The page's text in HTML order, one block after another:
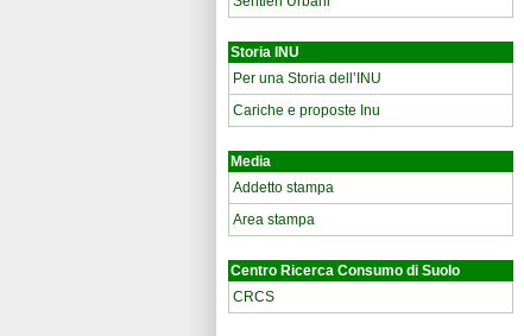
Storia INU
Per una Storia dell’INU
Cariche e proposte Inu
Media
Addetto stampa
Area stampa
Centro Ricerca Consumo di Suolo
CRCS